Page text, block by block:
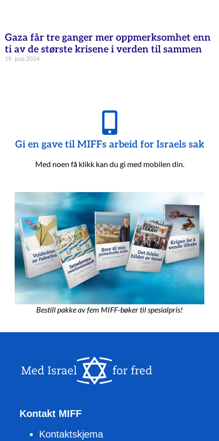
Gaza får tre ganger mer oppmerksomhet enn
ti av de største krisene i verden til sammen
19. juni 2024
Gi en gave til MIFFs arbeid for Israels sak
Med noen få klikk kan du gi med mobilen din.
Bestill pakke av fem MIFF-bøker til spesialpris!
Kontakt MIFF
Kontaktskjema